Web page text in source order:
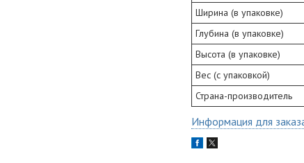
Ширина (в упаковке)
Глубина (в упаковке)
Высота (в упаковке)
Вес (с упаковкой)
Страна-производитель
Информация для